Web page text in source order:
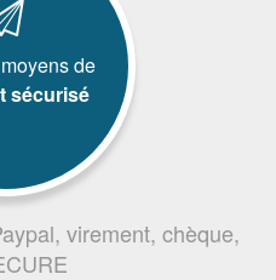
de
sécurisé
virement, chèque,